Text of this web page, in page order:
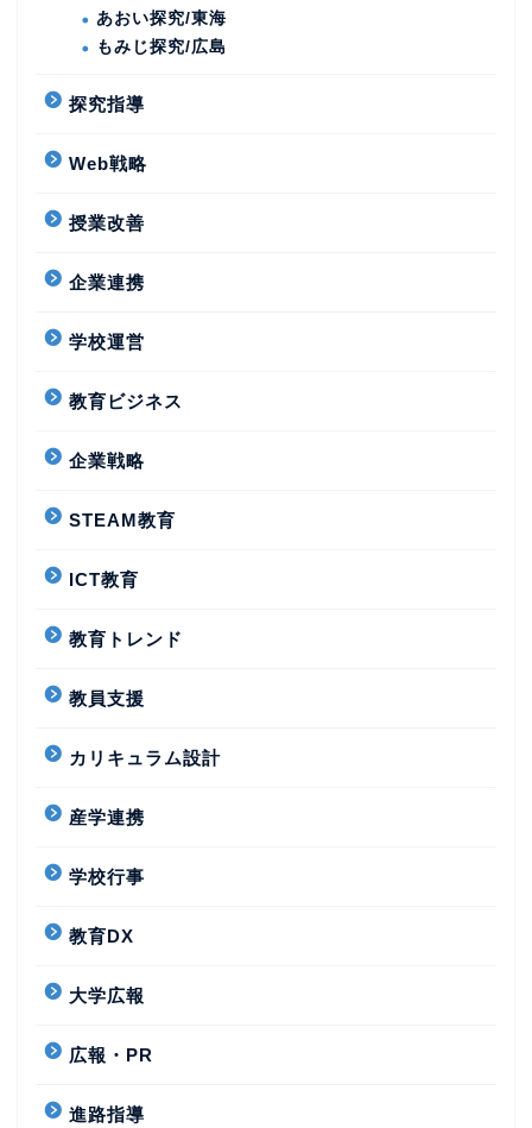
あおい探究/東海
もみじ探究/広島
探究指導
Web戦略
授業改善
企業連携
学校運営
教育ビジネス
企業戦略
STEAM教育
ICT教育
教育トレンド
教員支援
カリキュラム設計
産学連携
学校行事
教育DX
大学広報
広報・PR
進路指導